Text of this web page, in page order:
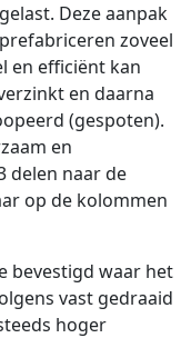
Deze aanpak
zoveel
en efficiënt kan
en daarna
(gespoten).
en
delen naar de
op de kolommen
bevestigd waar het
vast gedraaid
hoger